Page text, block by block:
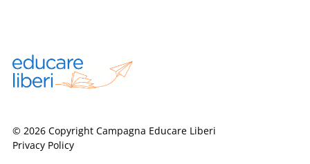
© 2026 Copyright Campagna Educare Liberi
Privacy Policy